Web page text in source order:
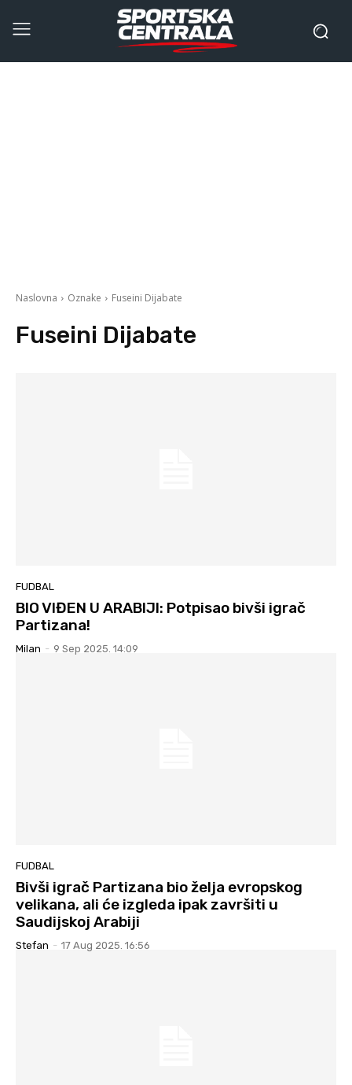
Naslovna Oznake Fuseini Dijabate
Fuseini Dijabate
FUDBAL
BIO VIĐEN U ARABIJI: Potpisao bivši igrač
Partizana!
Milan - 9 Sep 2025. 14:09
FUDBAL
Bivši igrač Partizana bio želja evropskog
velikana, ali će izgleda ipak završiti u
Saudijskoj Arabiji
Stefan - 17 Aug 2025. 16:56